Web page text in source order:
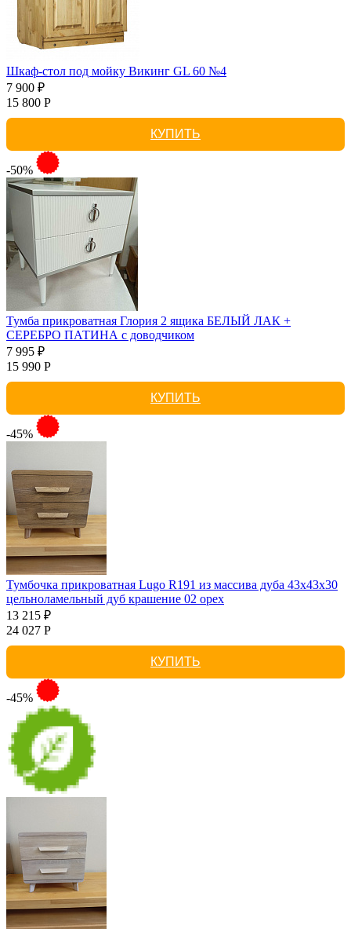
Шкаф-стол под мойку Викинг GL 60 №4
7 900 ₽
15 800 Р
КУПИТЬ
-50%
Тумба прикроватная Глория 2 ящика БЕЛЫЙ ЛАК +
СЕРЕБРО ПАТИНА с доводчиком
7 995 ₽
15 990 Р
КУПИТЬ
-45%
Тумбочка прикроватная Lugo R191 из массива дуба 43х43х30
цельноламельный дуб крашение 02 орех
13 215 ₽
24 027 Р
КУПИТЬ
-45%